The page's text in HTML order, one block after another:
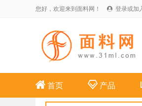
您好，欢迎来到面料网！  登录或加
 首页 产品